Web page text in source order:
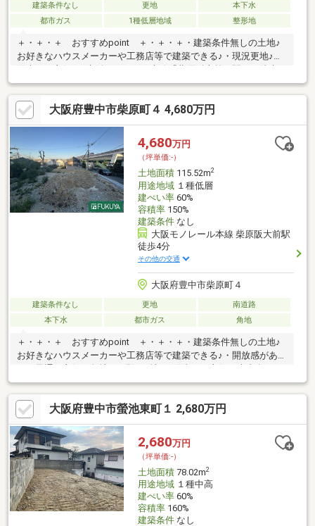
建築条件なし 更地
本下水
都市ガス
1種低層地域 整形地
＋・＋・＋ おすすめpoint ＋・＋・＋・建築条件無しの土地♪
お好きなハウスメーカーや工務店等で建築できる♪・現況更地♪・
分♪駅チカ、2駅にて伊丹空港へアクセス可能で急な出張や通勤、
旅行に便利♪・周辺はお買い物できる場所が徒歩圏内に多数あり
(スーパーやコンビニ、ドラッグストアなど)、住生活に便利な立
地♪・緑豊かな閑静な住宅街♪・施工上の都合により設計仕様等に
変更が生じる場合がございます。・工事中の場合はヘルメットの
着用をお願いします。・記載事項に誤りがある場合がありますの
で、各業者等で調査してください。
大阪府豊中市柴原町４ 4,680万円
4,680万円
（坪単価:-）
土地面積115.52m2
用途地域１種低層
建ぺい率60%
容積率150%
建築条件なし
大阪モノレール本線 柴原阪大前駅
徒歩4分
その他の交通
大阪府豊中市柴原町４
建築条件なし 更地
南道路
本下水
都市ガス 角地
＋・＋・＋ おすすめpoint ＋・＋・＋・建築条件無しの土地♪
お好きなハウスメーカーや工務店等で建築できる♪・開放感があ
り、風通し良好な角地♪・現況更地♪・陽当たり良好な南東向き
♪・大阪モノレール本線「柴原阪大前」駅まで徒歩3分♪駅チカ、2
駅にて伊丹空港へアクセス可能で急な出張や通勤、旅行に便利♪・
周辺はお買い物できる場所が徒歩圏内に多数あり、住生活に便利
♪・緑豊かな閑静な住宅街♪・施工上の都合により設計仕様等に変
更が生じる場合がございます。・工事中の場合はヘルメットの着
用をお願いします。・記載事項に誤りがある場合がありますの
で、各業者等で調査してください。
大阪府豊中市螢池東町１ 2,680万円
2,680万円
（坪単価:-）
土地面積78.02m2
用途地域１種中高
建ぺい率60%
容積率160%
建築条件なし